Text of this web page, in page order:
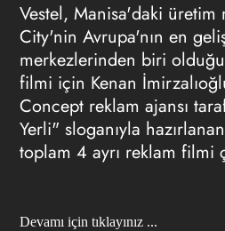
Vestel, Manisa'daki üretim
City'nin Avrupa'nın en
merkezlerinden biri
filmi için Kenan
Concept reklam ajansı
Yerli" sloganıyla
toplam 4 ayrı reklam filmi
Devamı için tıklayınız ...